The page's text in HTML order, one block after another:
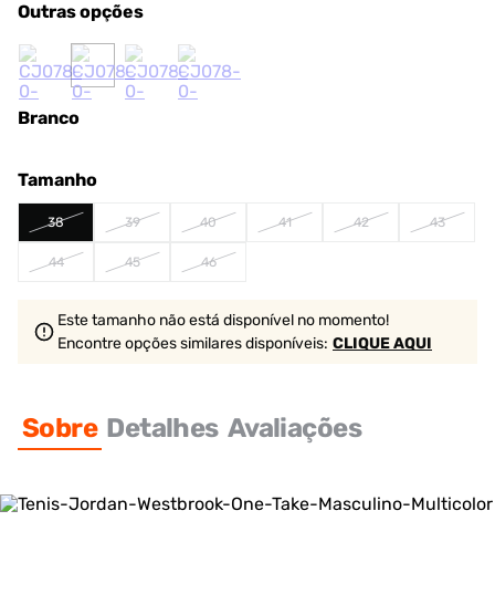
Outras opções
Branco
Tamanho
38 39 40 41 42 43
44 45 46
Este tamanho não está disponível no momento!
Encontre opções similaresdisponíveis: CLIQUE AQUI
Sobre Detalhes Avaliações